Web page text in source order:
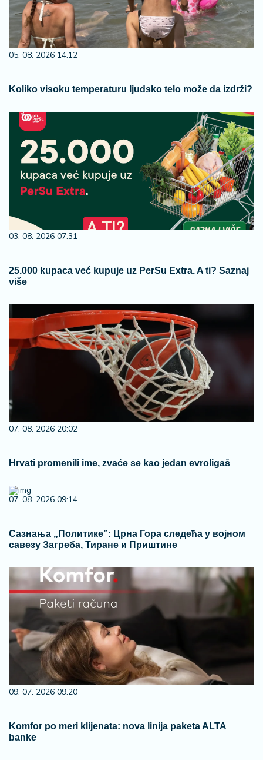
05. 08. 2026 14:12
Koliko visoku temperaturu ljudsko telo može da izdrži?
03. 08. 2026 07:31
25.000 kupaca već kupuje uz PerSu Extra. A ti? Saznaj
više
07. 08. 2026 20:02
Hrvati promenili ime, zvaće se kao jedan evroligaš
07. 08. 2026 09:14
Сазнања „Политике”: Црна Гора следећа у војном
савезу Загреба, Тиране и Приштине
09. 07. 2026 09:20
Komfor po meri klijenata: nova linija paketa ALTA
banke